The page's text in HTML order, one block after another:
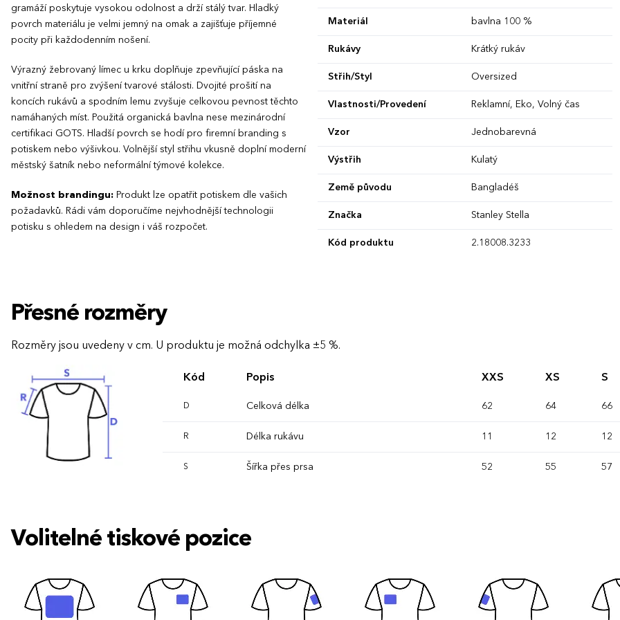
gramáží poskytuje vysokou odolnost a drží stálý tvar. Hladký
povrch materiálu je velmi jemný na omak a zajišťuje příjemné
pocity při každodenním nošení.
Výrazný žebrovaný límec u krku doplňuje zpevňující páska na
vnitřní straně pro zvýšení tvarové stálosti. Dvojité prošití na
koncích rukávů a spodním lemu zvyšuje celkovou pevnost těchto
namáhaných míst. Použitá organická bavlna nese mezinárodní
certifikaci GOTS. Hladší povrch se hodí pro firemní branding s
potiskem nebo výšivkou. Volnější styl střihu vkusně doplní moderní
městský šatník nebo neformální týmové kolekce.
Možnost brandingu: Produkt lze opatřit potiskem dle vašich
požadavků. Rádi vám doporučíme nejvhodnější technologii
potisku s ohledem na design i váš rozpočet.
Materiál bavlna 100 %
Rukávy Krátký rukáv
Střih/Styl Oversized
Vlastnosti/Provedení Reklamní, Eko, Volný čas
Vzor Jednobarevná
Výstřih Kulatý
Země původu Bangladéš
Značka Stanley Stella
Kód produktu 2.18008.3233
Přesné rozměry
Rozměry jsou uvedeny v cm. U produktu je možná odchylka ±5 %.
Kód Popis XXS XS S
D Celková délka 62 64 66
R Délka rukávu 11 12 12
S Šířka přes prsa 52 55 57
Volitelné tiskové pozice